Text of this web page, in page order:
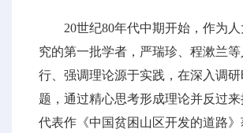
20世纪80年代中期开始，作为
究的第一批学者，严瑞珍、程漱兰等
行、强调理论源于实践，在深入调研
题，通过精心思考形成理论并反过来
代表作《中国贫困山区开发的道路》